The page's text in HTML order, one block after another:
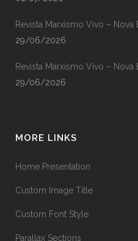
Revista Marxismo Vivo – Nova
29/06/2026
Revista Marxismo Vivo – Nova
29/06/2026
MORE LINKS
Home Presentation
Custom Image Title
Custom Font Style
Parallax Sections